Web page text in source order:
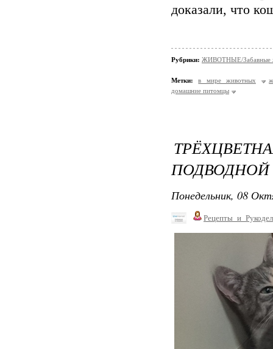
доказали, что
Рубрики: ЖИВОТНЫЕ/Забавные
Метки: в мире животных
домашние питомцы
ПОДВОДНОЙ
Понедельник, 08